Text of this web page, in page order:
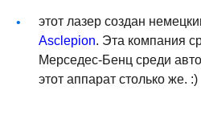
этот лазер создан
Asclepion. Эта компания
Мерседес-Бенц среди
этот аппарат столько же. :)